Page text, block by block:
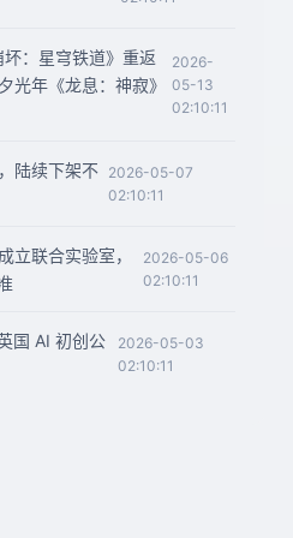
：星穹铁道》重返
光年《龙息：神寂》
2026-
05-13
02:10:11
陆续下架不 2026-05-07
02:10:11
立联合实验室，
2026-05-06
02:10:11
国 AI 初创公
2026-05-03
02:10:11